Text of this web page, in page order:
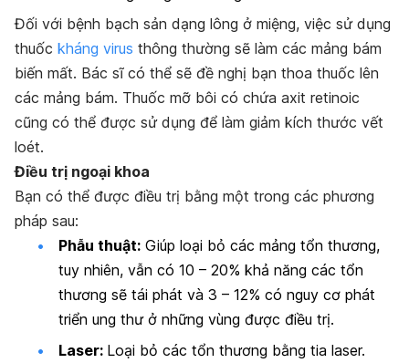
Đối với bệnh bạch sản dạng lông ở miệng, việc sử dụng
thuốc kháng virus thông thường sẽ làm các mảng bám
biến mất. Bác sĩ có thể sẽ đề nghị bạn thoa thuốc lên
các mảng bám. Thuốc mỡ bôi có chứa axit retinoic
cũng có thể được sử dụng để làm giảm kích thước vết
loét.
Điều trị ngoại khoa
Bạn có thể được điều trị bằng một trong các phương
pháp sau:
Phẫu thuật: Giúp loại bỏ các mảng tổn thương,
tuy nhiên, vẫn có 10 – 20% khả năng các tổn
thương sẽ tái phát và 3 – 12% có nguy cơ phát
triển ung thư ở những vùng được điều trị.
Laser: Loại bỏ các tổn thương bằng tia laser.